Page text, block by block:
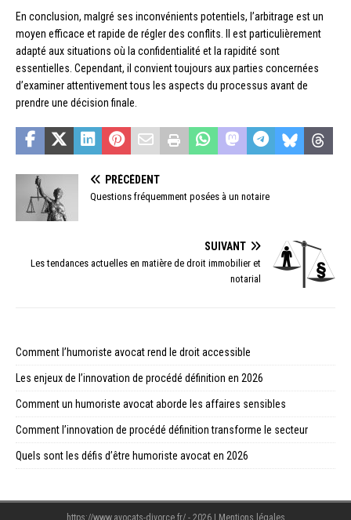
En conclusion, malgré ses inconvénients potentiels, l’arbitrage est un
moyen efficace et rapide de régler des conflits. Il est particulièrement
adapté aux situations où la confidentialité et la rapidité sont
essentielles. Cependant, il convient toujours aux parties concernées
d’examiner attentivement tous les aspects du processus avant de
prendre une décision finale.
PRÉCÉDENT
Questions fréquemment posées à un notaire
SUIVANT
Les tendances actuelles en matière de droit immobilier et
notarial
Comment l’humoriste avocat rend le droit accessible
Les enjeux de l’innovation de procédé définition en 2026
Comment un humoriste avocat aborde les affaires sensibles
Comment l’innovation de procédé définition transforme le secteur
Quels sont les défis d’être humoriste avocat en 2026
https://www.avocats-divorce.fr/ - 2026 Mentions légales